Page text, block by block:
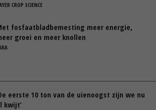
CROP SCIENCE
fosfaatbladbemesting meer energie,
groei en meer knollen
eerste 10 ton van de uienoogst zijn we nu
kwijt’